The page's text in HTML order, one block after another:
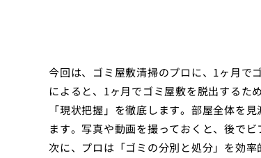
今回は、ゴミ屋敷清掃のプロに、1ヶ月で
によると、1ヶ月でゴミ屋敷を脱出するた
「現状把握」を徹底します。部屋全体を
ます。写真や動画を撮っておくと、後で
次に、プロは「ゴミの分別と処分」を効